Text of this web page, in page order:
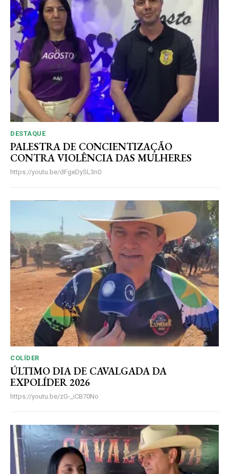
DESTAQUE
PALESTRA DE CONCIENTIZAÇÃO
CONTRA VIOLÊNCIA DAS MULHERES
https://youtu.be/dFgeDySL3n0
COLÍDER
ÚLTIMO DIA DE CAVALGADA DA
EXPOLÍDER 2026
https://youtu.be/zG-_iCB70No